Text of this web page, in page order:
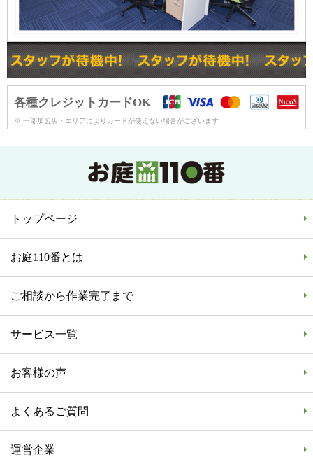
各種クレジットカードOK
※ 一部加盟店・エリアによりカードが使えない場合がございます
トップページ
お庭110番とは
ご相談から作業完了まで
サービス一覧
お客様の声
よくあるご質問
運営企業